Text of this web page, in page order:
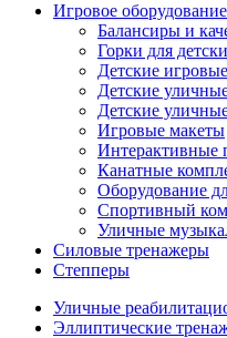
Игровое
Балансиры и
Горки для
Детские
Детские
Детские
Игровые макеты
Интерактивные
Канатные
Оборудование
Спортивный
Уличные
Силовые тренажеры
Степперы
Уличные
Эллиптические